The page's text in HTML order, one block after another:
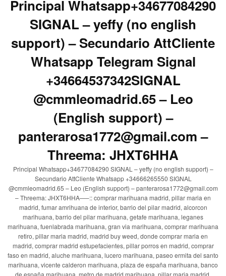
Principal Whatsapp+34677084290
SIGNAL – yeffy (no english
support) – Secundario AttCliente
Whatsapp Telegram Signal
+34664537342SIGNAL
@cmmleomadrid.65 – Leo
(English support) –
panterarosa1772@gmail.com –
Threema: JHXT6HHA
Principal Whatsapp+34677084290 SIGNAL – yeffy (no english support) –
Secundario AttCliente Whatsapp +34666265550 SIGNAL
@cmmleomadrid.65 – Leo (English support) – panterarosa1772@gmail.com
– Threema: JHXT6HHA—–:: comprar marihuana madrid, pillar maria en
madrid, fumar amrihuana de interior, barrio del pilar madrid, alcorcon
marihuana, barrio del pilar marihuana, getafe marihuana, leganes
marihuana, fuenlabrada marihuana, gran via marihuana, comprar marihuana
retiro, pillar maria madrid, madrid buy weed, donde comprar maria en
madrid, comprar madrid estupefacientes, pillar porros en madrid, comprar
faso en madrid, aluche marihuana, lucero marihuana, paseo ermita del santo
marihuana, vicente calderon marihuana, plaza de españa marihuana, banco